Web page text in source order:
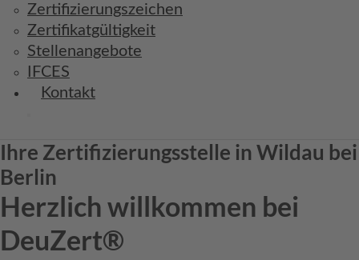
Zertifizierungszeichen
Zertifikatgültigkeit
Stellenangebote
IFCES
Kontakt
Ihre Zertifizierungsstelle in Wildau bei
Berlin
Herzlich willkommen bei
DeuZert®